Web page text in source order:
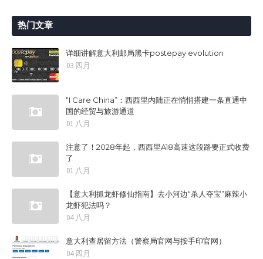
热门文章
详细讲解意大利邮局黑卡postepay evolution
03 四月
“I Care China”：西西里内陆正在悄悄搭建一条直通中
国的经贸与旅游通道
01 八月
注意了！2028年起，西西里A18高速这段路要正式收费
了
01 八月
【意大利抓龙虾修仙指南】去小河边“杀人夺宝”麻辣小
龙虾犯法吗？
04 八月
意大利查居留方法（警察局官网与按手印官网）
04 四月